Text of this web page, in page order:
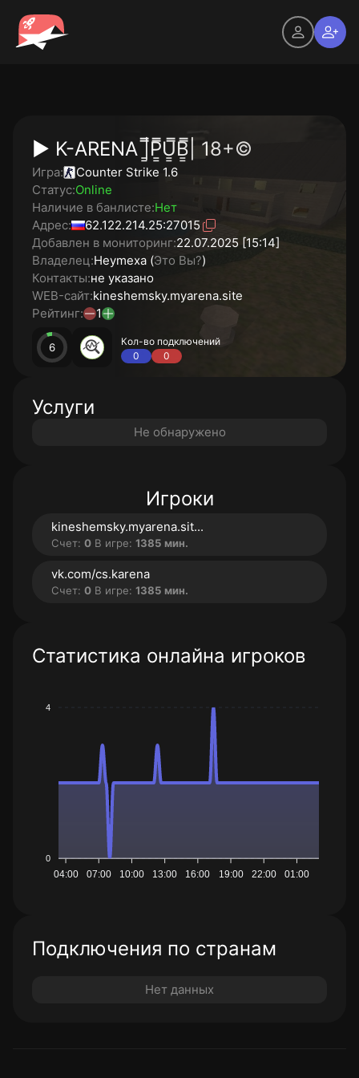
► K-ARENA |͇̿P͇̿U͇̿B͇̿| 18+©
Игра:
Counter Strike 1.6
Статус:Online
Наличие в банлисте:Нет
Адрес:
62.122.214.25:27015
Добавлен в мониторинг:22.07.2025 [15:14]
Владелец:Heymexa (Это Вы?)
Контакты:не указано
WEB-сайт:kineshemsky.myarena.site
Рейтинг:
1
6
Кол-во подключений
0
0
Услуги
Не обнаружено
Игроки
kineshemsky.myarena.sit...
Счет: 0 В игре: 1385 мин.
vk.com/cs.karena
Счет: 0 В игре: 1385 мин.
Статистика онлайна игроков
4
0
04:00 07:00 10:00 13:00 16:00 19:00 22:00 01:00
Подключения по странам
Нет данных